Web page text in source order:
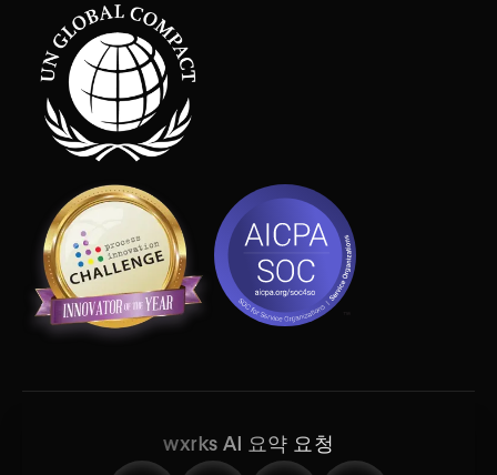
wxrks AI 요약 요청